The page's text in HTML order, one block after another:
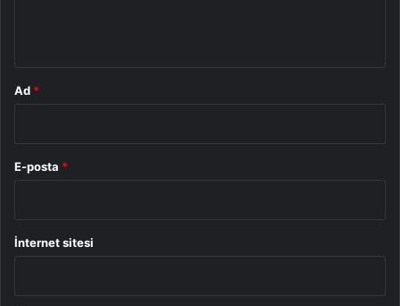
Ad *
E-posta *
İnternet sitesi